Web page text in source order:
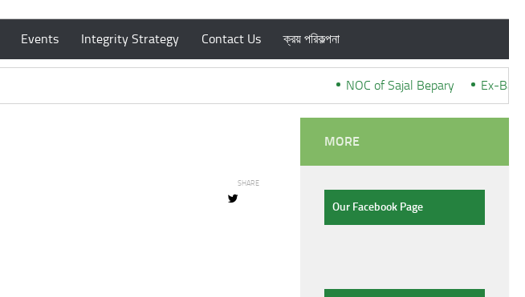
Events Integrity Strategy Contact Us ক্রয় পরিকল্পনা
NOC of Sajal Bepary*** Ex-
SHARE
MORE
Our Facebook Page